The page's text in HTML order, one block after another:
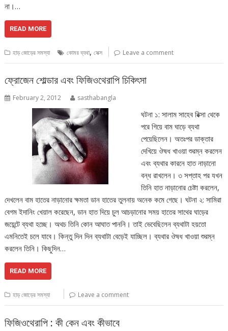
না।…
READ MORE
হাড় জোড়ের সমস্যা কোমর ব্যথা,সেক্স Leave a comment
ফ্রোজেন শোল্ডার এবং ফিজিওথেরাপি চিকিৎসা
February 2, 2012 sasthabangla
ঘটনা ১: সালাম সাহেব রিক্সা থেকে
পরে গিয়ে বাম ঘাড়ে ব্যথা
পেয়েছিলেন। অতঃপর ডাক্তার
দেখিয়ে ঔষধ খাওয়া শুরম্ন করলেন
এবং ব্যথার কারনে হাত নাড়ানো
বন্ধ রাখলেন। ৩ সপ্তাহ পর যখন
তিনি হাত নাড়ানোর চেষ্টা করলেন,
দেখলেন বাম হাতের নাড়ানোর ক্ষমতা ডান হাতের তুলনায় অনেক কমে গেছে। ঘটনা ২: সামিরা
বেগম ইদানিং খেয়াল করেছেন, ডান হাত দিয়ে চুল আচড়ানোর সময় হাতের সাথের ঘাড়ের
জয়েন্টে ব্যথা হচ্ছে। অথচ তিনি কোন আঘাত পাননি। তাই ভেবেছিলেন ব্যথাটা হয়তো
এমনিতেই চলে যাবে। কিন্তু দিন দিন ব্যথাটা বেড়েই যাচ্ছিল। ব্যথার ঔষধ খাওয়া শুরম্ন
করলেন তিনি। কিছুদিন…
READ MORE
হাড় জোড়ের সমস্যা Leave a comment
ফিজিওথেরাপি : কী কেন এবং কীভাবে